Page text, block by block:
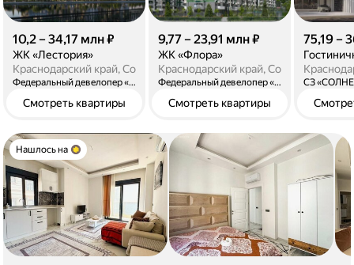
10,2 – 34,17 млн ₽
ЖК «Лестория»
Краснодарский край, Сочи, улица Искры, 66/10к2
Федеральный девелопер «Неометрия»
Смотреть квартиры
9,77 – 23,91 млн ₽
ЖК «Флора»
Краснодарский край, Сочи, улица
Федеральный девелопер «Неометрия»
Смотреть квартиры
75,19 –
СЗ
Нашлось на